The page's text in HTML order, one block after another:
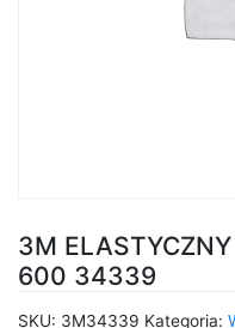
3M
600 34339
SKU: 3M34339 Kategoria: